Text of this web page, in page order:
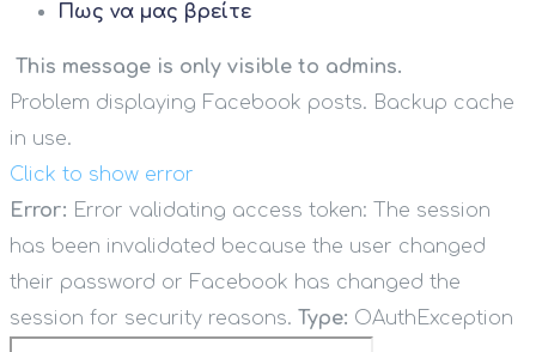
Πως να μας βρείτε
This message is only visible to admins.
Problem displaying Facebook posts. Backup cache
in use.
Click to show error
Error: Error validating access token: The session
has been invalidated because the user changed
their password or Facebook has changed the
session for security reasons. Type: OAuthException